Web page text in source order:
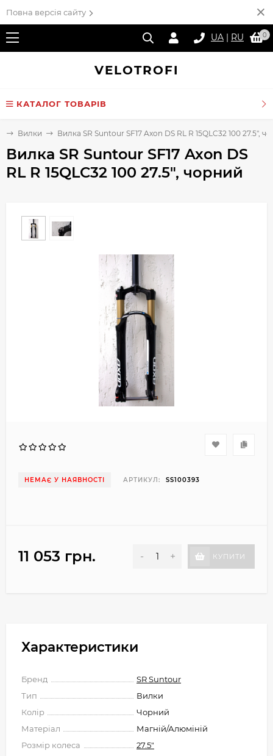
Повна версія сайту
UA | RU 0
VELOTROFI
КАТАЛОГ ТОВАРІВ
Вилки Вилка SR Suntour SF17 Axon DS RL R 15QLC32 100 27.5",
Вилка SR Suntour SF17 Axon DS
RL R 15QLC32 100 27.5", чорний
НЕМАЄ У НАЯВНОСТІ АРТИКУЛ: SS100393
11 053 грн. - + КУПИТИ
Характеристики
Бренд
SR Suntour
Тип
Вилки
Колір
Чорний
Матеріал
Магній/Алюміній
Розмір колеса
27.5"